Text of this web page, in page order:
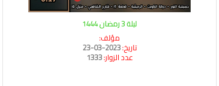
ليلة 3 رمضان 1444
مؤلف:
تاريخ:2023-03-23
عدد الزوار:1333